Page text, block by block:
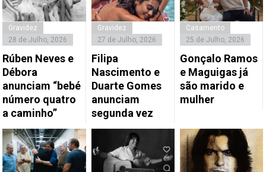
Gravidez
28 de Julho, 2026
Rúben Neves e
Débora
anunciam “bebé
número quatro
a caminho”
Gravidez
27 de Julho, 2026
Filipa
Nascimento e
Duarte Gomes
anunciam
segunda vez
Casamento
25 de Julho, 2026
Gonçalo Ramos
e Maguigas já
são marido e
mulher